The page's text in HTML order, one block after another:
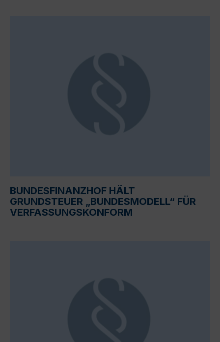
BUNDESFINANZHOF HÄLT
GRUNDSTEUER „BUNDESMODELL“ FÜR
VERFASSUNGSKONFORM